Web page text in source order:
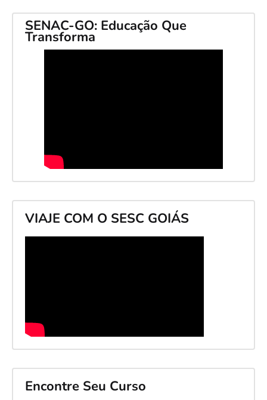
SENAC-GO: Educação Que
Transforma
VIAJE COM O SESC GOIÁS
Encontre Seu Curso